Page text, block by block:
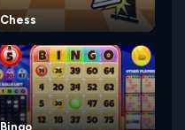
Chess
Bingo